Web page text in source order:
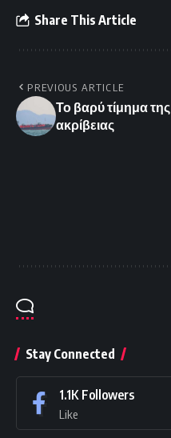
Share This Article
PREVIOUS ARTICLE
Το βαρύ τίμημα της
ακρίβειας
Stay Connected
1.1K Followers
Like